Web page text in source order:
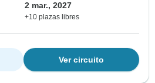
2 mar., 2027
+10 plazas libres
Ver circuito